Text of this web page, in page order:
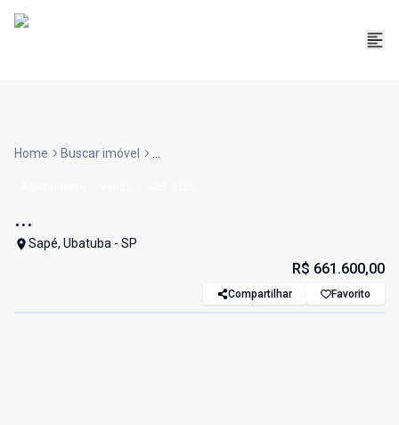
Home Buscar imóvel ...
...
Sapé, Ubatuba - SP
R$ 661.600,00
Compartilhar Favorito